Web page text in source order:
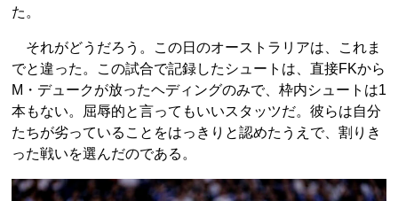
た。
それがどうだろう。この日のオーストラリアは、これま
でと違った。この試合で記録したシュートは、直接FKから
M・デュークが放ったヘディングのみで、枠内シュートは1
本もない。屈辱的と言ってもいいスタッツだ。彼らは自分
たちが劣っていることをはっきりと認めたうえで、割りき
った戦いを選んだのである。